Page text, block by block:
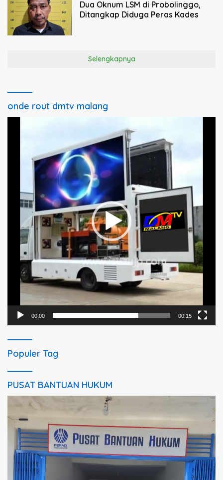
Dua Oknum LSM di Probolinggo,
Ditangkap Diduga Peras Kades
Selengkapnya
onde rout dmtv malang
00:00 00:15
Populer Tag
PUSAT BANTUAN HUKUM